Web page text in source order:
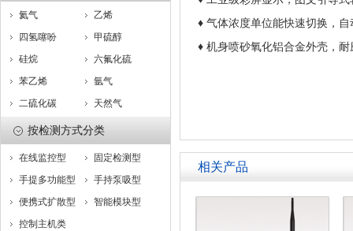
氦气
乙烯
四氢噻吩
甲硫醇
硅烷
六氟化硫
苯乙烯
氩气
二硫化碳
天然气
按检测方式分类
在线监控型
固定检测型
手提多功能型
手持泵吸型
便携式扩散型
智能模块型
控制主机类
♦ 气体浓度单位能快速切换，自
♦ 机身喷砂氧化铝合金外壳，
相关产品